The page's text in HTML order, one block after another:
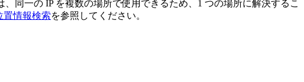
同一の IP を複数の場所で使用できるため、1 つの場所に解決するこ
置情報検索を参照してください。